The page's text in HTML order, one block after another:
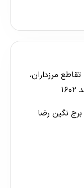
مرزداران،
نگین رضا